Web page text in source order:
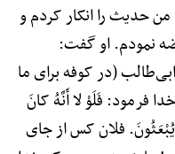
حدیث را انکار کردم و
نمودم. او گفت:
(در کوفه برای ما
فرمود: فَلَوْ لا أَنَّهُ کانَ
فلان کس از جای